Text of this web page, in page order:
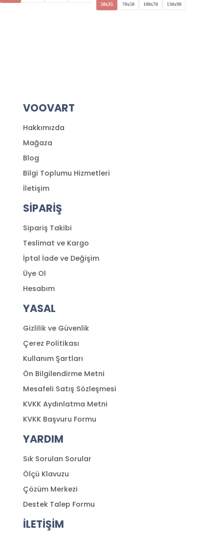
50x35 70x50 100x70 130x90
VOOVART
Hakkımızda
Mağaza
Blog
Bilgi Toplumu Hizmetleri
İletişim
SİPARİŞ
Sipariş Takibi
Teslimat ve Kargo
İptal İade ve Değişim
Üye Ol
Hesabım
YASAL
Gizlilik ve Güvenlik
Çerez Politikası
Kullanım Şartları
Ön Bilgilendirme Metni
Mesafeli Satış Sözleşmesi
KVKK Aydınlatma Metni
KVKK Başvuru Formu
YARDIM
Sık Sorulan Sorular
Ölçü Klavuzu
Çözüm Merkezi
Destek Talep Formu
İLETİŞİM